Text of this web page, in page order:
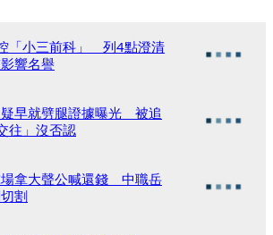
「小三前科」 列4點澄清
響名譽
早就劈腿證據曝光 被追
往」沒否認
拿大聲公喊還錢 中職岳
割